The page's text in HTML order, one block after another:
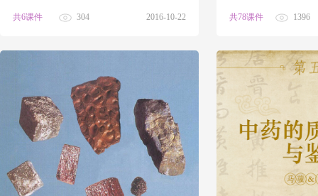
共6课件 304 2016-10-22 共78课件 1396